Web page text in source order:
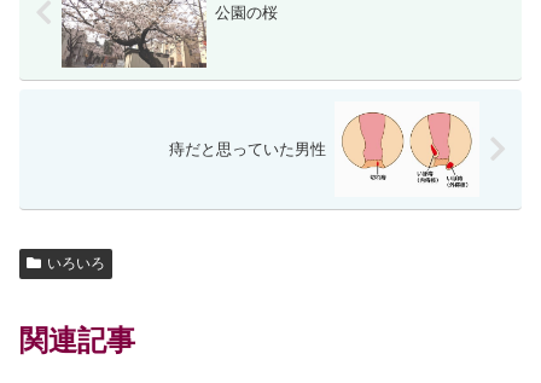
公園の桜
痔だと思っていた男性
いろいろ
関連記事